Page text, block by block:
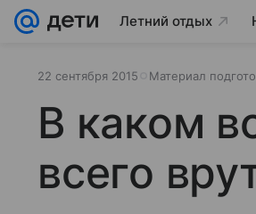
Летний отдых
22 сентября 2015 Материал
В каком
всего